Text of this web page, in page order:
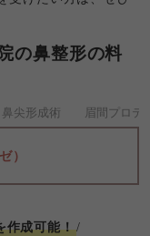
の鼻整形の料
鼻尖形成術 眉間プロテ
）
作成可能！/